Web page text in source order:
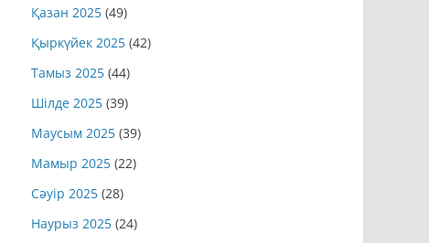
Қазан 2025 (49)
Қыркүйек 2025 (42)
Тамыз 2025 (44)
Шілде 2025 (39)
Маусым 2025 (39)
Мамыр 2025 (22)
Сәуір 2025 (28)
Наурыз 2025 (24)